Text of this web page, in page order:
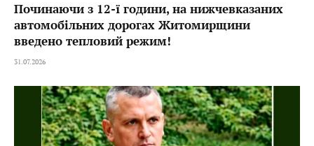
Починаючи з 12-ї години, на нижчевказаних
автомобільних дорогах Житомирщини
введено тепловий режим!
31.07.2026